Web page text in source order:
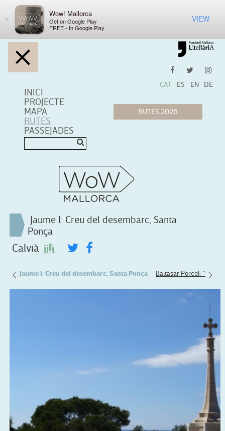
×
Wow! Mallorca
Get on Google Play
FREE - In Google Play
VIEW
INICI
PROJECTE
MAPA
RUTES
PASSEJADES
CAT ES EN DE
Jaume I: Creu del desembarc, Santa
Ponça
Calvià
Jaume I: Creu del desembarc, Santa Ponça Baltasar Porcel: